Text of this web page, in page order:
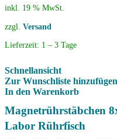
inkl. 19 % MwSt.
zzgl. Versand
Lieferzeit: 1 – 3 Tage
Schnellansicht
Zur Wunschliste hinzufügen
In den Warenkorb
Magnetrührstäbchen
Labor Rührfisch